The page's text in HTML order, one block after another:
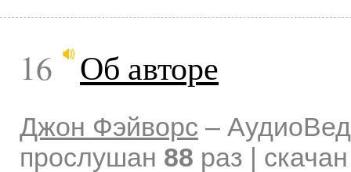
16 Об авторе
Джон Фэйворс –
прослушан 88 раз |